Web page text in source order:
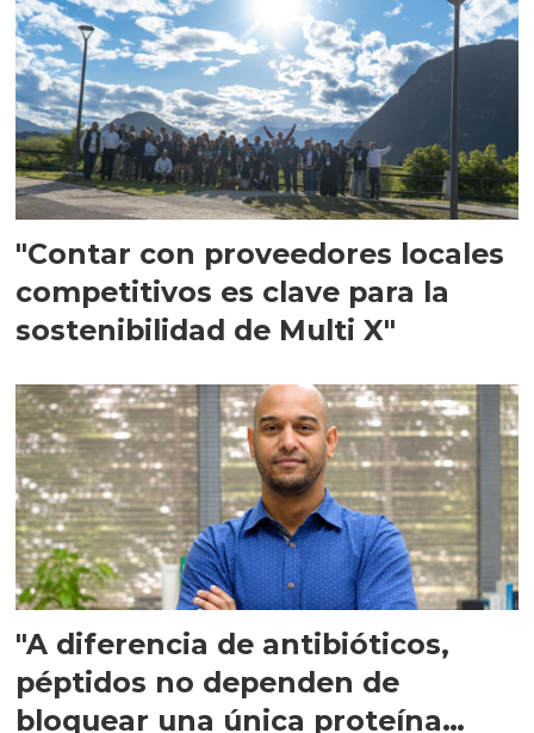
"Contar con proveedores locales
competitivos es clave para la
sostenibilidad de Multi X"
"A diferencia de antibióticos,
péptidos no dependen de
bloquear una única proteína